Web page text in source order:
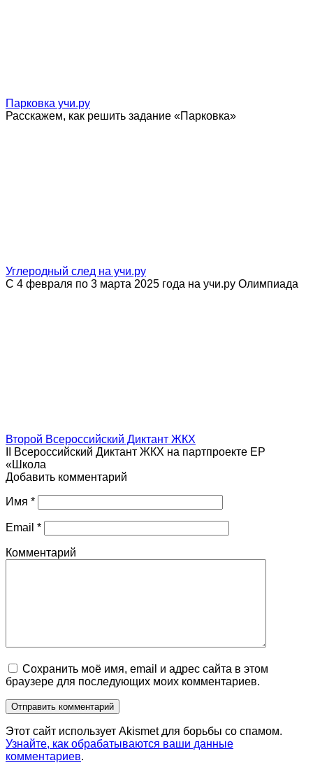
Парковка учи.ру
Расскажем, как решить задание «Парковка»
Углеродный след на учи.ру
С 4 февраля по 3 марта 2025 года на учи.ру Олимпиада
Второй Всероссийский Диктант ЖКХ
II Всероссийский Диктант ЖКХ на партпроекте ЕР
«Школа
Добавить комментарий
Имя *
Email *
Комментарий
Сохранить моё имя, email и адрес сайта в этом
браузере для последующих моих комментариев.
Этот сайт использует Akismet для борьбы со спамом.
Узнайте, как обрабатываются ваши данные
комментариев.